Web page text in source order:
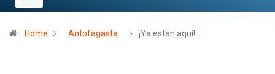
Home Antofagasta ¡Ya están aquí!…